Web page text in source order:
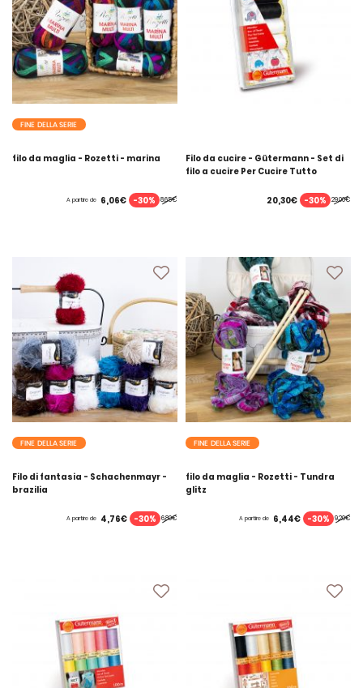
FINE DELLA SERIE
filo da maglia - Rozetti - marina
8,65€
A partire de 6,06€ -30%
Filo da cucire - Gütermann - Set di
filo a cucire Per Cucire Tutto
29,00€
20,30€ -30%
FINE DELLA SERIE
Filo di fantasia - Schachenmayr -
brazilia
6,80€
A partire de 4,76€ -30%
FINE DELLA SERIE
filo da maglia - Rozetti - Tundra
glitz
9,20€
A partire de 6,44€ -30%